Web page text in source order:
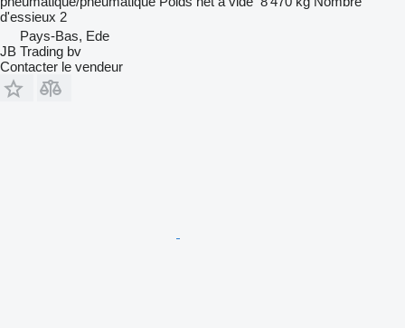
d'essieux 2
Pays-Bas, Ede
JB Trading bv
Contacter le vendeur